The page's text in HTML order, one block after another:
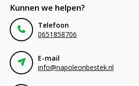
Kunnen we helpen?
Telefoon
0651858706
E-mail
info@napoleonbestek.nl